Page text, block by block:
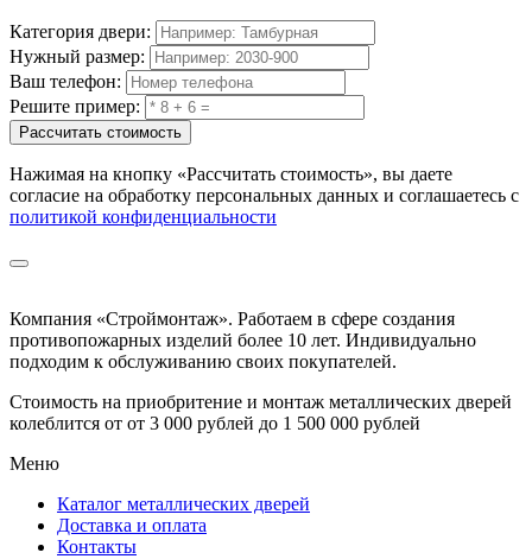
Категория двери:
Нужный размер:
Ваш телефон:
Решите пример:
Рассчитать стоимость
Нажимая на кнопку «Рассчитать стоимость», вы даете
согласие на обработку персональных данных и соглашаетесь с
политикой конфиденциальности
Компания «Строймонтаж». Работаем в сфере создания
противопожарных изделий более 10 лет. Индивидуально
подходим к обслуживанию своих покупателей.
Стоимость на приобритение и монтаж металлических дверей
колеблится от от 3 000 рублей до 1 500 000 рублей
Меню
Каталог металлических дверей
Доставка и оплата
Контакты